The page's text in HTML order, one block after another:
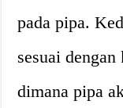
pada pipa.
sesuai
dimana pipa